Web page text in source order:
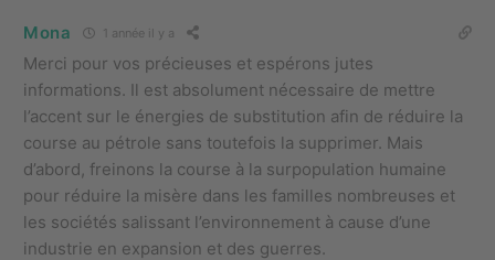
Mona 1 année il y a
Merci pour vos précieuses et espérons jutes
informations. Il est absolument nécessaire de mettre
l’accent sur le énergies de substitution afin de réduire la
course au pétrole sans toutefois la supprimer. Mais
d’abord, freinons la course à la surpopulation humaine
pour réduire la misère dans les familles nombreuses et
les sociétés salissant l’environnement à cause d’une
industrie en expansion et des guerres.